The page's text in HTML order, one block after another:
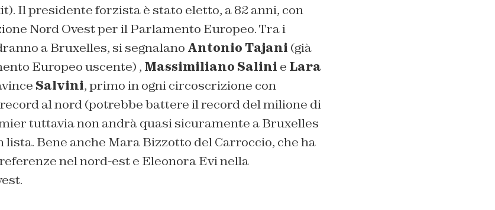
Il presidente forzista è stato eletto, a 82 anni, con
Nord Ovest per il Parlamento Europeo. Tra i
a Bruxelles, si segnalano Antonio Tajani (già
Europeo uscente) , Massimiliano Salini e Lara
Salvini, primo in ogni circoscrizione con
al nord (potrebbe battere il record del milione di
tuttavia non andrà quasi sicuramente a Bruxelles
lista. Bene anche Mara Bizzotto del Carroccio, che ha
nel nord-est e Eleonora Evi nella